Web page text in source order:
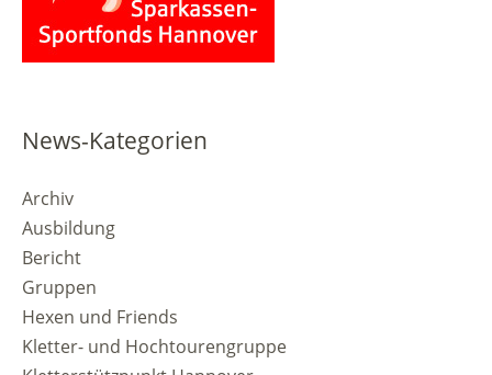
News-Kategorien
Archiv
Ausbildung
Bericht
Gruppen
Hexen und Friends
Kletter- und Hochtourengruppe